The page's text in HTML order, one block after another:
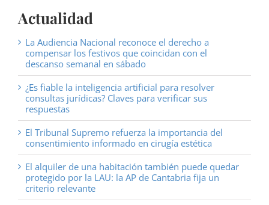
Actualidad
La Audiencia Nacional reconoce el derecho a
compensar los festivos que coincidan con el
descanso semanal en sábado
¿Es fiable la inteligencia artificial para resolver
consultas jurídicas? Claves para verificar sus
respuestas
El Tribunal Supremo refuerza la importancia del
consentimiento informado en cirugía estética
El alquiler de una habitación también puede quedar
protegido por la LAU: la AP de Cantabria fija un
criterio relevante